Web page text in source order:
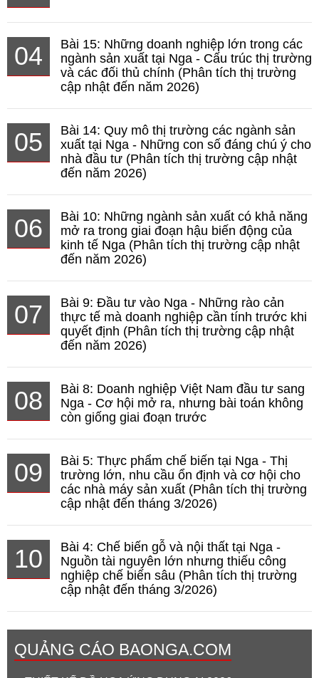
04
Bài 15: Những doanh nghiệp lớn trong các
ngành sản xuất tại Nga - Cấu trúc thị trường
và các đối thủ chính (Phân tích thị trường
cập nhật đến năm 2026)
05
Bài 14: Quy mô thị trường các ngành sản
xuất tại Nga - Những con số đáng chú ý cho
nhà đầu tư (Phân tích thị trường cập nhật
đến năm 2026)
06
Bài 10: Những ngành sản xuất có khả năng
mở ra trong giai đoạn hậu biến động của
kinh tế Nga (Phân tích thị trường cập nhật
đến năm 2026)
07
Bài 9: Đầu tư vào Nga - Những rào cản
thực tế mà doanh nghiệp cần tính trước khi
quyết định (Phân tích thị trường cập nhật
đến năm 2026)
08
Bài 8: Doanh nghiệp Việt Nam đầu tư sang
Nga - Cơ hội mở ra, nhưng bài toán không
còn giống giai đoạn trước
09
Bài 5: Thực phẩm chế biến tại Nga - Thị
trường lớn, nhu cầu ổn định và cơ hội cho
các nhà máy sản xuất (Phân tích thị trường
cập nhật đến tháng 3/2026)
10
Bài 4: Chế biến gỗ và nội thất tại Nga -
Nguồn tài nguyên lớn nhưng thiếu công
nghiệp chế biến sâu (Phân tích thị trường
cập nhật đến tháng 3/2026)
QUẢNG CÁO BAONGA.COM